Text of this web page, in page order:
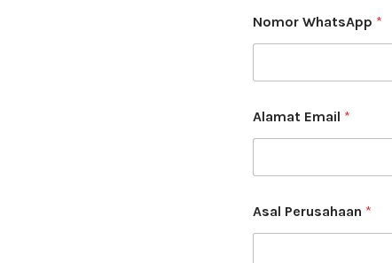
Nomor WhatsApp *
Alamat Email *
Asal Perusahaan *